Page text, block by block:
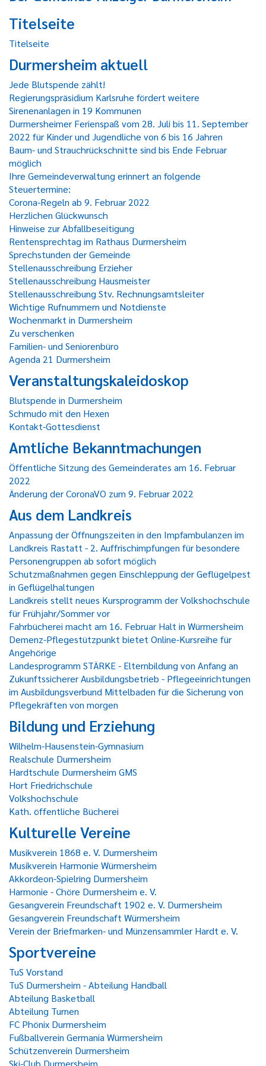
Titelseite
Titelseite
Durmersheim aktuell
Jede Blutspende zählt!
Regierungspräsidium Karlsruhe fördert weitere
Sirenenanlagen in 19 Kommunen
Durmersheimer Ferienspaß vom 28. Juli bis 11. September
2022 für Kinder und Jugendliche von 6 bis 16 Jahren
Baum- und Strauchrückschnitte sind bis Ende Februar
möglich
Ihre Gemeindeverwaltung erinnert an folgende
Steuertermine:
Corona-Regeln ab 9. Februar 2022
Herzlichen Glückwunsch
Hinweise zur Abfallbeseitigung
Rentensprechtag im Rathaus Durmersheim
Sprechstunden der Gemeinde
Stellenausschreibung Erzieher
Stellenausschreibung Hausmeister
Stellenausschreibung Stv. Rechnungsamtsleiter
Wichtige Rufnummern und Notdienste
Wochenmarkt in Durmersheim
Zu verschenken
Familien- und Seniorenbüro
Agenda 21 Durmersheim
Veranstaltungskaleidoskop
Blutspende in Durmersheim
Schmudo mit den Hexen
Kontakt-Gottesdienst
Amtliche Bekanntmachungen
Öffentliche Sitzung des Gemeinderates am 16. Februar
2022
Änderung der CoronaVO zum 9. Februar 2022
Aus dem Landkreis
Anpassung der Öffnungszeiten in den Impfambulanzen im
Landkreis Rastatt - 2. Auffrischimpfungen für besondere
Personengruppen ab sofort möglich
Schutzmaßnahmen gegen Einschleppung der Geflügelpest
in Geflügelhaltungen
Landkreis stellt neues Kursprogramm der Volkshochschule
für Frühjahr/Sommer vor
Fahrbücherei macht am 16. Februar Halt in Würmersheim
Demenz-Pflegestützpunkt bietet Online-Kursreihe für
Angehörige
Landesprogramm STÄRKE - Elternbildung von Anfang an
Zukunftssicherer Ausbildungsbetrieb - Pflegeeinrichtungen
im Ausbildungsverbund Mittelbaden für die Sicherung von
Pflegekräften von morgen
Bildung und Erziehung
Wilhelm-Hausenstein-Gymnasium
Realschule Durmersheim
Hardtschule Durmersheim GMS
Hort Friedrichschule
Volkshochschule
Kath. öffentliche Bücherei
Kulturelle Vereine
Musikverein 1868 e. V. Durmersheim
Musikverein Harmonie Würmersheim
Akkordeon-Spielring Durmersheim
Harmonie - Chöre Durmersheim e. V.
Gesangverein Freundschaft 1902 e. V. Durmersheim
Gesangverein Freundschaft Würmersheim
Verein der Briefmarken- und Münzensammler Hardt e. V.
Sportvereine
TuS Vorstand
TuS Durmersheim - Abteilung Handball
Abteilung Basketball
Abteilung Turnen
FC Phönix Durmersheim
Fußballverein Germania Würmersheim
Schützenverein Durmersheim
Ski-Club Durmersheim